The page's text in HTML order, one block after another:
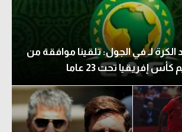
لـ في الجول: تلقينا موافقة من
إفريقيا تحت 23 عاما